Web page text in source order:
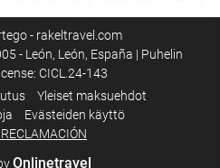
- rakeltravel.com
- León, León, España | Puhelin
CICL.24-143
Yleiset maksuehdot
Evästeiden käyttö
Onlinetravel